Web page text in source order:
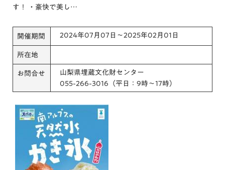
す！ ・豪快で美し…
開催期間 2024年07月07日～2025年02月01日
所在地
お問合せ
山梨県埋蔵文化財センター
055-266-3016（平日：9時～17時）